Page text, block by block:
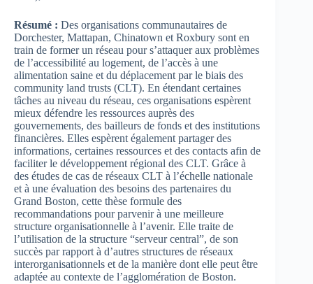
Résumé : Des organisations communautaires de
Dorchester, Mattapan, Chinatown et Roxbury sont en
train de former un réseau pour s’attaquer aux problèmes
de l’accessibilité au logement, de l’accès à une
alimentation saine et du déplacement par le biais des
community land trusts (CLT). En étendant certaines
tâches au niveau du réseau, ces organisations espèrent
mieux défendre les ressources auprès des
gouvernements, des bailleurs de fonds et des institutions
financières. Elles espèrent également partager des
informations, certaines ressources et des contacts afin de
faciliter le développement régional des CLT. Grâce à
des études de cas de réseaux CLT à l’échelle nationale
et à une évaluation des besoins des partenaires du
Grand Boston, cette thèse formule des
recommandations pour parvenir à une meilleure
structure organisationnelle à l’avenir. Elle traite de
l’utilisation de la structure “serveur central”, de son
succès par rapport à d’autres structures de réseaux
interorganisationnels et de la manière dont elle peut être
adaptée au contexte de l’agglomération de Boston.